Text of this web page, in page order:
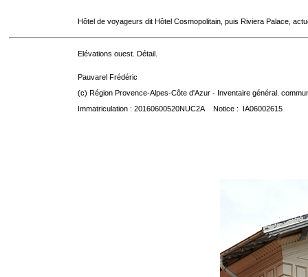
Hôtel de voyageurs dit Hôtel Cosmopolitain, puis Riviera Palace,
Elévations ouest. Détail.
Pauvarel Frédéric
(c) Région Provence-Alpes-Côte d'Azur - Inventaire général.
Immatriculation : 20160600520NUC2A Notice : IA06002615